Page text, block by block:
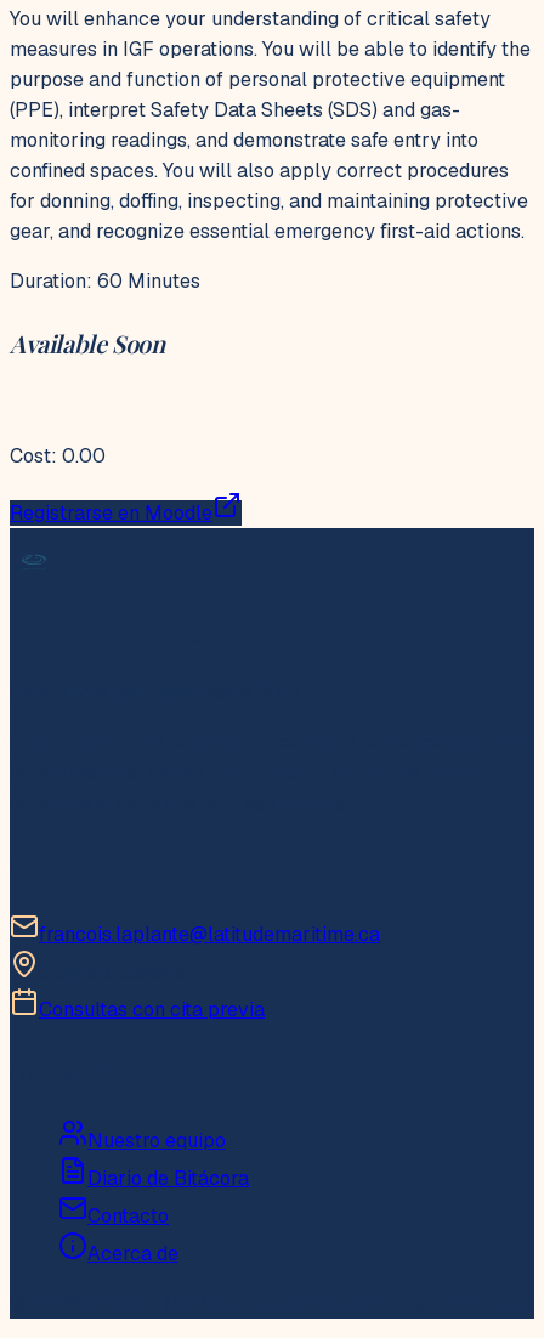
You will enhance your understanding of critical safety
measures in IGF operations. You will be able to identify the
purpose and function of personal protective equipment
(PPE), interpret Safety Data Sheets (SDS) and gas-
monitoring readings, and demonstrate safe entry into
confined spaces. You will also apply correct procedures
for donning, doffing, inspecting, and maintaining protective
gear, and recognize essential emergency first-aid actions.
Duration: 60 Minutes
Available Soon
Cost: 0.00
Registrarse en Moodle
francois.laplante@latitudemaritime.ca
Consultas con cita previa
Nuestro equipo
Diario de Bitácora
Contacto
Acerca de